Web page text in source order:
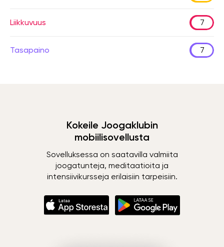
Liikkuvuus 7
Tasapaino 7
Kokeile Joogaklubin
mobiilisovellusta
Sovelluksessa on saatavilla valmiita
joogatunteja, meditaatioita ja
intensiivikursseja erilaisiin tarpeisiin.